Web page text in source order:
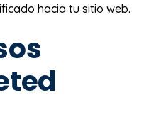
hacia tu sitio web.